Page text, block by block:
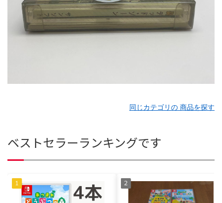
同じカテゴリの 商品を探す
ベストセラーランキングです